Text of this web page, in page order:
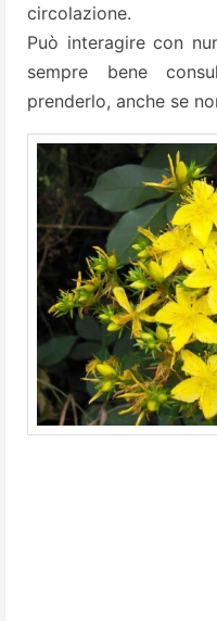
circolazione.
Può interagire con
sempre bene
prenderlo, anche se